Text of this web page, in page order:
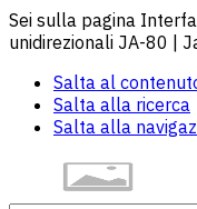
Sei sulla pagina
unidirezionali JA-80 |
Salta al
Salta alla ricerca
Salta alla